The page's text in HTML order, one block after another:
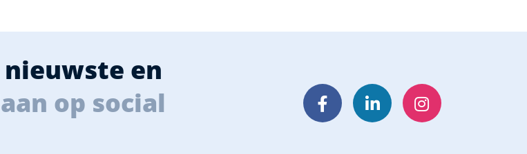
en
op social
FacebookLinkedInInstagram